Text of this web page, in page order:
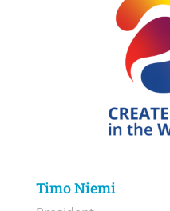
Timo Niemi